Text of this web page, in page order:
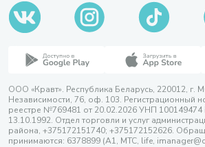
ООО «Кравт». Республика Беларусь, 220012, г.
Независимости, 76, оф. 103. Регистрационный
реестре №769481 от 20.02.2026 УНП 100149474
13.10.1992. Отдел торговли и услуг
района, +375172151740; +375172152626.
принимаются: 6378899 (А1, МТС, life,